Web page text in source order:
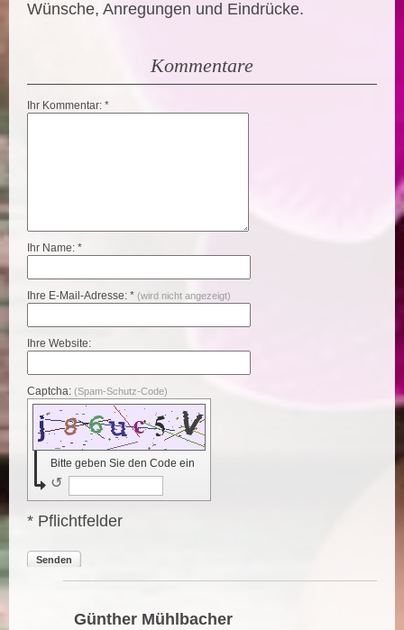
Wünsche, Anregungen und Eindrücke.
Kommentare
Ihr Kommentar: *
Ihr Name: *
Ihre E-Mail-Adresse: * (wird nicht angezeigt)
Ihre Website:
Captcha: (Spam-Schutz-Code)
Bitte geben Sie den Code ein
↺
* Pflichtfelder
Senden
Günther Mühlbacher